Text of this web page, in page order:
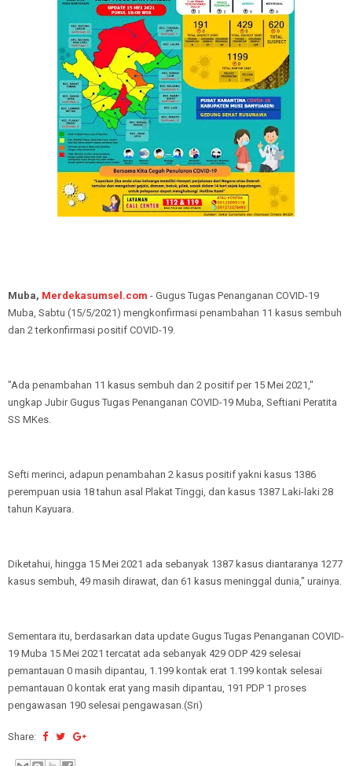
Muba, Merdekasumsel.com - Gugus Tugas Penanganan COVID-19
Muba, Sabtu (15/5/2021) mengkonfirmasi penambahan 11 kasus sembuh
dan 2 terkonfirmasi positif COVID-19.
"Ada penambahan 11 kasus sembuh dan 2 positif per 15 Mei 2021,"
ungkap Jubir Gugus Tugas Penanganan COVID-19 Muba, Seftiani Peratita
SS MKes.
Sefti merinci, adapun penambahan 2 kasus positif yakni kasus 1386
perempuan usia 18 tahun asal Plakat Tinggi, dan kasus 1387 Laki-laki 28
tahun Kayuara.
Diketahui, hingga 15 Mei 2021 ada sebanyak 1387 kasus diantaranya 1277
kasus sembuh, 49 masih dirawat, dan 61 kasus meninggal dunia," urainya.
Sementara itu, berdasarkan data update Gugus Tugas Penanganan COVID-
19 Muba 15 Mei 2021 tercatat ada sebanyak 429 ODP 429 selesai
pemantauan 0 masih dipantau, 1.199 kontak erat 1.199 kontak selesai
pemantauan 0 kontak erat yang masih dipantau, 191 PDP 1 proses
pengawasan 190 selesai pengawasan.(Sri)
Share: